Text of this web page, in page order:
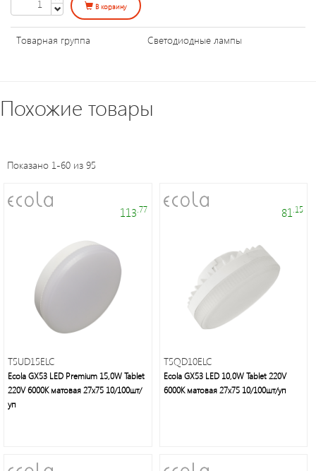
Электроустановочные
изделия
патроны
панели
светодиодные
Споты
В корзину
Товарная группа Светодиодные лампы
Похожие товары
Показано 1-60 из 95
113 .77
T5UD15ELC
Ecola GX53 LED Premium 15,0W Tablet
220V 6000K матовая 27x75 10/100шт/
уп
81 .15
T5QD10ELC
Ecola GX53 LED 10,0W Tablet 220V
6000K матовая 27x75 10/100шт/уп